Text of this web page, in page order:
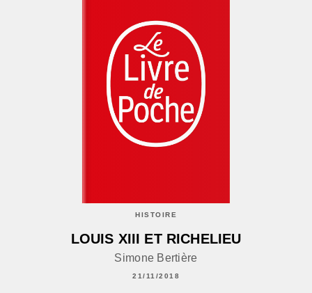
HISTOIRE
LOUIS XIII ET RICHELIEU
Simone Bertière
21/11/2018